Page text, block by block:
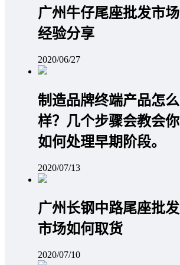
广州牛仔尾座批发市场
经验分享
2020/06/27
制造品牌终端产品怎么
样？几个步骤会教会你
如何处理早期阶段。
2020/07/13
广州长钢中路尾座批发
市场如何取货
2020/07/10